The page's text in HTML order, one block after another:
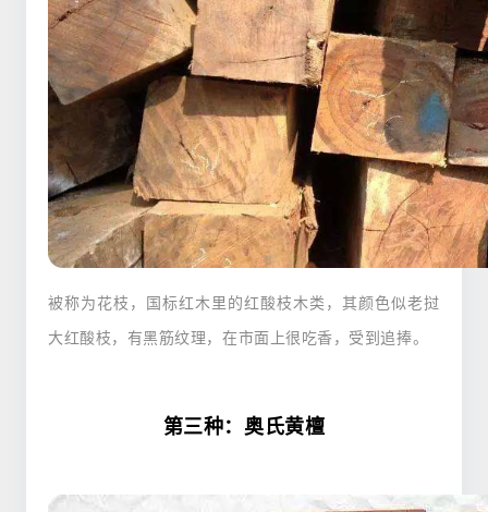
被称为花枝，国标红木里的红酸枝木类，其颜色似老挝
大红酸枝，有黑筋纹理，在市面上很吃香，受到追捧。
第三种：奥氏黄檀